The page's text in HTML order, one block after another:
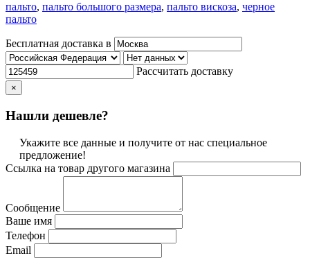
пальто, пальто большого размера, пальто вискоза, черное
пальто
Бесплатная доставка в
Рассчитать доставку
×
Нашли дешевле?
Укажите все данные и получите от нас специальное
предложение!
Ссылка на товар другого магазина
Сообщение
Ваше имя
Телефон
Email